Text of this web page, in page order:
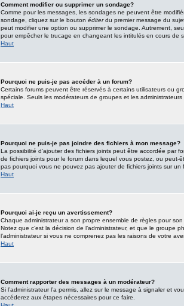
Comment modifier ou supprimer un sondage?
Comme pour les messages, les sondages ne peuvent être
sondage, cliquez sur le bouton éditerdu premier message du
peut modifier une option ou supprimer le sondage. Autrement,
pour empêcher le trucage en changeant les intitulés en cours de
Haut
Pourquoi ne puis-je pas accéder à un forum?
Certains forums peuvent être réservés à certains utilisateurs ou
spéciale. Seuls les modérateurs de groupes et les
Haut
Pourquoi ne puis-je pas joindre des fichiers à mon message?
La possibilité d’ajouter des fichiers joints peut être accordée par
de fichiers joints pour le forum dans lequel vous postez, ou peut-
pas pourquoi vous ne pouvez pas ajouter de fichiers joints sur un
Haut
Pourquoi ai-je reçu un avertissement?
Chaque administrateur a son propre ensemble de règles pour
Notez que c’est la décision de l’administrateur, et que le groupe
l’administrateur si vous ne comprenez pas les raisons de votre
Haut
Comment rapporter des messages à un modérateur?
Si l’administrateur l’a permis, allez sur le message à signaler et
accéderez aux étapes nécessaires pour ce faire.